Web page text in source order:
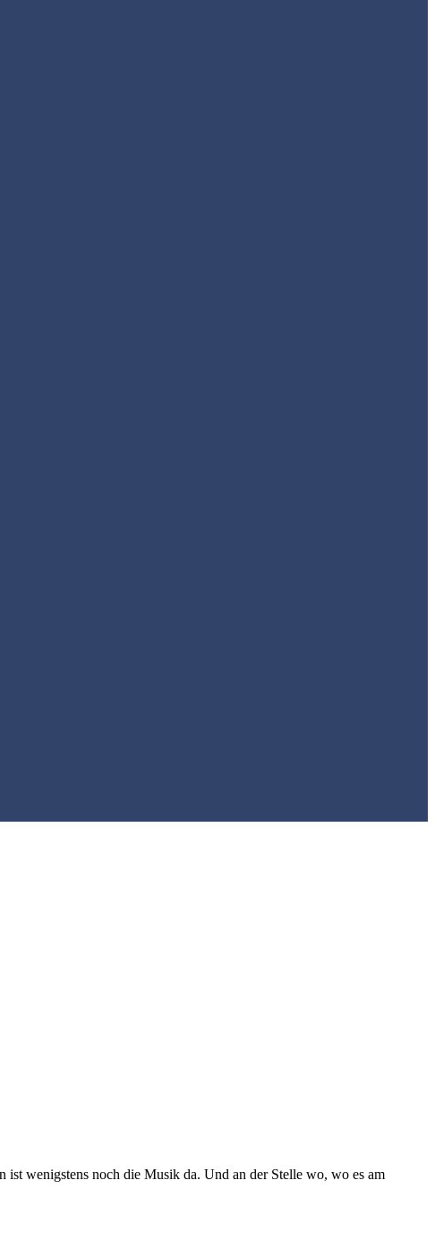
ist wenigstens noch die Musik da. Und an der Stelle wo, wo es am